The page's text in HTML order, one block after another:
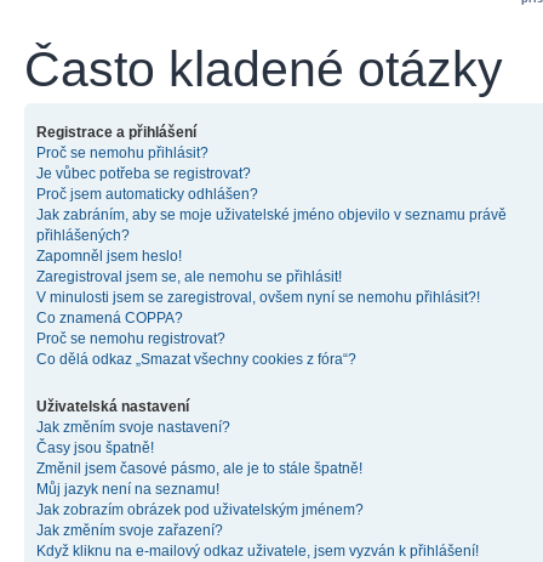
Často kladené otázky
Registrace a přihlášení
Proč se nemohu přihlásit?
Je vůbec potřeba se registrovat?
Proč jsem automaticky odhlášen?
Jak zabráním, aby se moje uživatelské jméno objevilo v seznamu právě
přihlášených?
Zapomněl jsem heslo!
Zaregistroval jsem se, ale nemohu se přihlásit!
V minulosti jsem se zaregistroval, ovšem nyní se nemohu přihlásit?!
Co znamená COPPA?
Proč se nemohu registrovat?
Co dělá odkaz „Smazat všechny cookies z fóra“?
Uživatelská nastavení
Jak změním svoje nastavení?
Časy jsou špatně!
Změnil jsem časové pásmo, ale je to stále špatně!
Můj jazyk není na seznamu!
Jak zobrazím obrázek pod uživatelským jménem?
Jak změním svoje zařazení?
Když kliknu na e-mailový odkaz uživatele, jsem vyzván k přihlášení!